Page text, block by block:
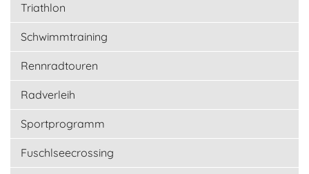
Triathlon
Schwimmtraining
Rennradtouren
Radverleih
Sportprogramm
Fuschlseecrossing